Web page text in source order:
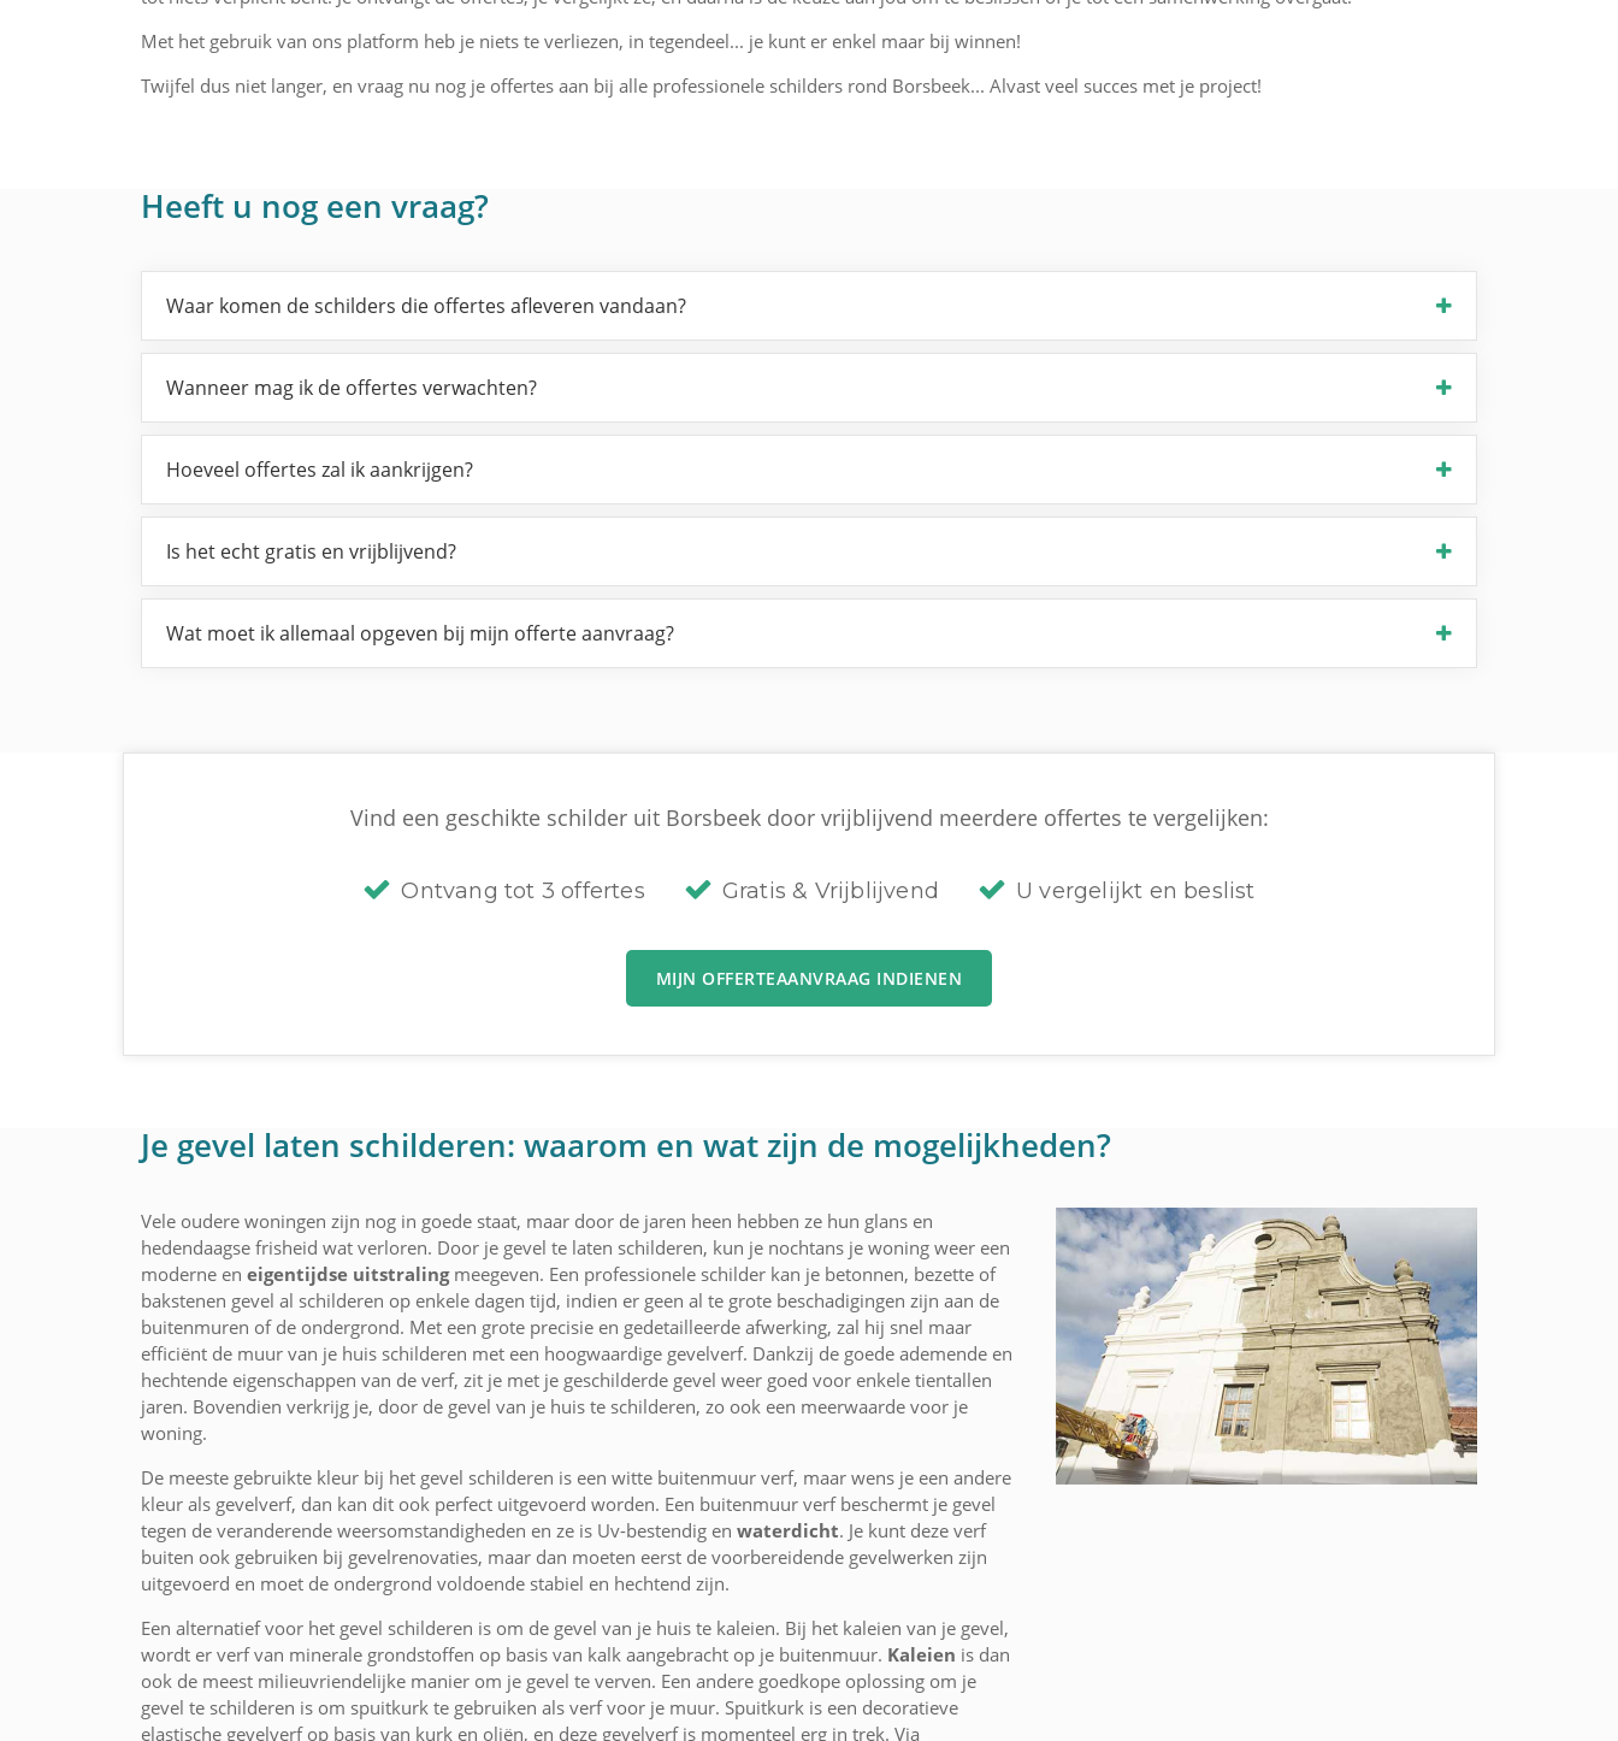
Met het gebruik van ons platform heb je niets te verliezen, in tegendeel... je kunt er enkel maar bij winnen!
Twijfel dus niet langer, en vraag nu nog je offertes aan bij alle professionele schilders rond Borsbeek... Alvast veel succes met je project!
Heeft u nog een vraag?
Waar komen de schilders die offertes afleveren vandaan?
Wanneer mag ik de offertes verwachten?
Hoeveel offertes zal ik aankrijgen?
Is het echt gratis en vrijblijvend?
Wat moet ik allemaal opgeven bij mijn offerte aanvraag?
Vind een geschikte schilder uit Borsbeek door vrijblijvend meerdere offertes te vergelijken:
Ontvang tot 3 offertes Gratis & Vrijblijvend U vergelijkt en beslist
MIJN OFFERTEAANVRAAG INDIENEN
Je gevel laten schilderen: waarom en wat zijn de mogelijkheden?
Vele oudere woningen zijn nog in goede staat, maar door de jaren heen hebben ze hun glans en
hedendaagse frisheid wat verloren. Door je gevel te laten schilderen, kun je nochtans je woning weer een
moderne en eigentijdse uitstralingmeegeven. Een professionele schilder kan je betonnen, bezette of
bakstenen gevel al schilderen op enkele dagen tijd, indien er geen al te grote beschadigingen zijn aan de
buitenmuren of de ondergrond. Met een grote precisie en gedetailleerde afwerking, zal hij snel maar
efficiënt de muur van je huis schilderen met een hoogwaardige gevelverf. Dankzij de goede ademende en
hechtende eigenschappen van de verf, zit je met je geschilderde gevel weer goed voor enkele tientallen
jaren. Bovendien verkrijg je, door de gevel van je huis te schilderen, zo ook een meerwaarde voor je
woning.
De meeste gebruikte kleur bij het gevel schilderen is een witte buitenmuur verf, maar wens je een andere
kleur als gevelverf, dan kan dit ook perfect uitgevoerd worden. Een buitenmuur verf beschermt je gevel
tegen de veranderende weersomstandigheden en ze is Uv-bestendig en waterdicht. Je kunt deze verf
buiten ook gebruiken bij gevelrenovaties, maar dan moeten eerst de voorbereidende gevelwerken zijn
uitgevoerd en moet de ondergrond voldoende stabiel en hechtend zijn.
Een alternatief voor het gevel schilderen is om de gevel van je huis te kaleien. Bij het kaleien van je gevel,
wordt er verf van minerale grondstoffen op basis van kalk aangebracht op je buitenmuur. Kaleien is dan
ook de meest milieuvriendelijke manier om je gevel te verven. Een andere goedkope oplossing om je
gevel te schilderen is om spuitkurk te gebruiken als verf voor je muur. Spuitkurk is een decoratieve
elastische gevelverf op basis van kurk en oliën, en deze gevelverf is momenteel erg in trek. Via